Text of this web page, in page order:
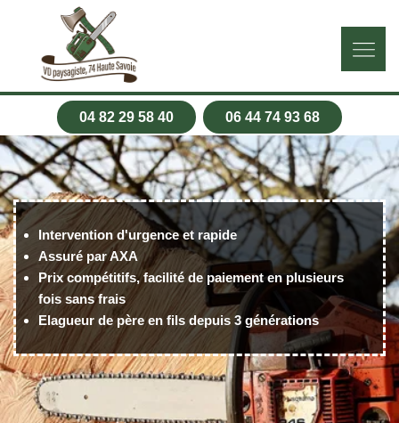
04 82 29 58 40 06 44 74 93 68
Intervention d'urgence et rapide
Assuré par AXA
Prix compétitifs, facilité de paiement en plusieurs
fois sans frais
Elagueur de père en fils depuis 3 générations